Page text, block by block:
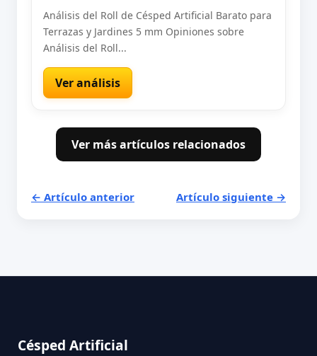
Análisis del Roll de Césped Artificial Barato para
Terrazas y Jardines 5 mm Opiniones sobre
Análisis del Roll...
Ver análisis
Ver más artículos relacionados
← Artículo anterior Artículo siguiente →
Césped Artificial